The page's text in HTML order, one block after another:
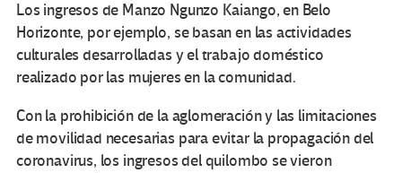
Los ingresos de Manzo Ngunzo Kaiango, en Belo
Horizonte, por ejemplo, se basan en las actividades
culturales desarrolladas y el trabajo doméstico
realizado por las mujeres en la comunidad.
Con la prohibición de la aglomeración y las limitaciones
de movilidad necesarias para evitar la propagación del
coronavirus, los ingresos del quilombo se vieron